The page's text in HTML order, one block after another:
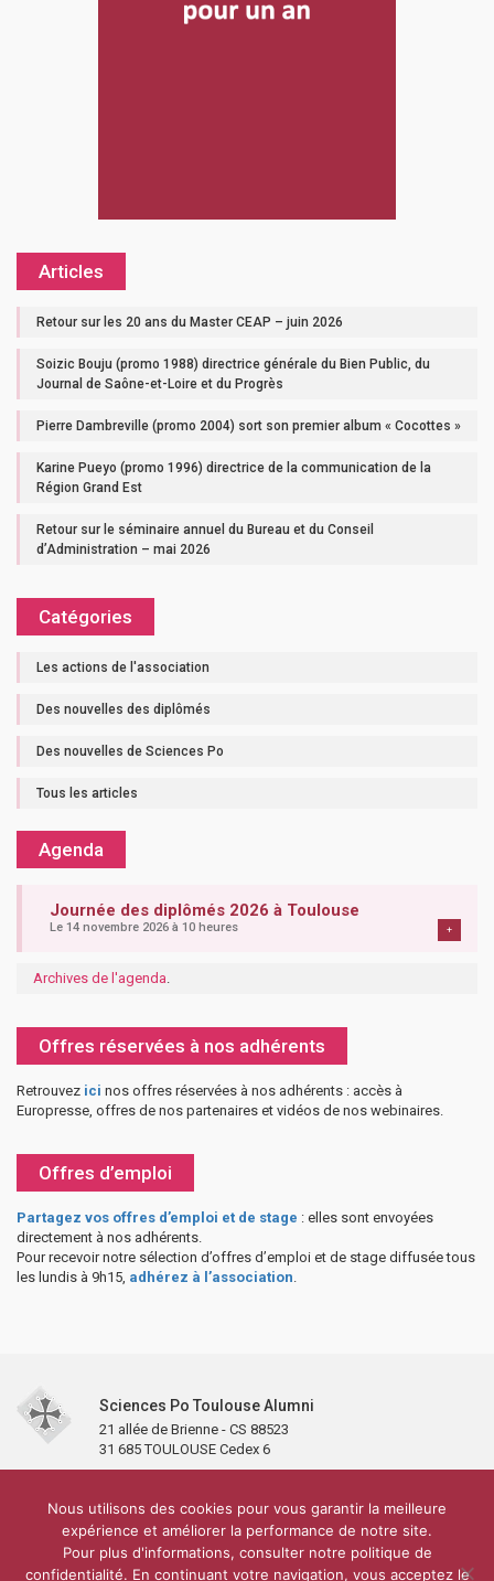
Articles
Retour sur les 20 ans du Master CEAP – juin 2026
Soizic Bouju (promo 1988) directrice générale du Bien Public, du
Journal de Saône-et-Loire et du Progrès
Pierre Dambreville (promo 2004) sort son premier album « Cocottes »
Karine Pueyo (promo 1996) directrice de la communication de la
Région Grand Est
Retour sur le séminaire annuel du Bureau et du Conseil
d’Administration – mai 2026
Catégories
Les actions de l'association
Des nouvelles des diplômés
Des nouvelles de Sciences Po
Tous les articles
Agenda
Journée des diplômés 2026 à Toulouse
Le 14 novembre 2026 à 10 heures +
Archives de l'agenda.
Offres réservées à nos adhérents
Retrouvez ici nos offres réservées à nos adhérents : accès à
Europresse, offres de nos partenaires et vidéos de nos webinaires.
Offres d’emploi
Partagez vos offres d’emploi et de stage : elles sont envoyées
directement à nos adhérents.
Pour recevoir notre sélection d’offres d’emploi et de stage diffusée tous
les lundis à 9h15, adhérez à l’association.
Sciences Po Toulouse Alumni
21 allée de Brienne - CS 88523
31 685 TOULOUSE Cedex 6
Partenaires et soutiens
Lettre d’information
Réseaux sociaux
Sciences Po Toulouse
Carré Alumni de la bibliothèque de Sciences Po Toulouse
10 000 diplômés
Réseau ScPo
Mentions légales Politique de confidentialité Plan du site
Nous utilisons des cookies pour vous garantir la meilleure
expérience et améliorer la performance de notre site.
Pour plus d'informations, consulter notre politique de
confidentialité. En continuant votre navigation, vous acceptez le